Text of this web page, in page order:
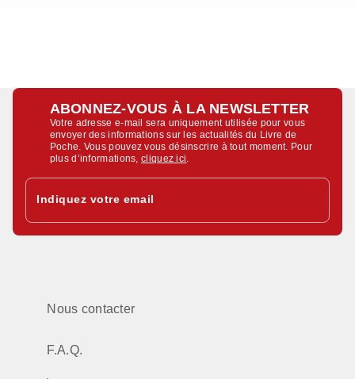
ABONNEZ-VOUS À LA NEWSLETTER
Votre adresse e-mail sera uniquement utilisée pour vous
envoyer des informations sur les actualités du Livre de
Poche. Vous pouvez vous désinscrire à tout moment. Pour
plus d’informations,cliquez ici.
Indiquez votre email
Nous contacter
F.A.Q.